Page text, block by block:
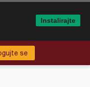
se
Instalirajte